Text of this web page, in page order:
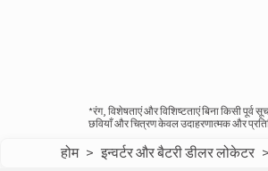
*रंग, विशेषताएं और विशिष्टताएं बिना किसी
छवियाँ और चित्रण केवल उदाहरणात्मक और
होम > इन्वर्टर और बैटरी डीलर लोकेटर >